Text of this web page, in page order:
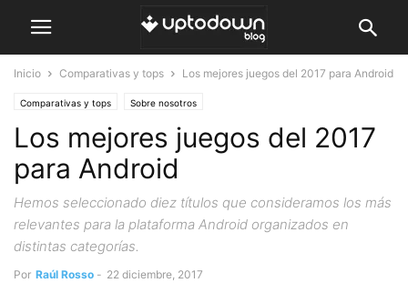
Inicio Comparativas y tops Los mejores juegos del 2017 para Android
Comparativas y tops Sobre nosotros
Los mejores juegos del 2017
para Android
Hemos seleccionado diez títulos que consideramos los más
relevantes para la plataforma Android organizados en
distintas categorías.
Por Raúl Rosso - 22 diciembre, 2017